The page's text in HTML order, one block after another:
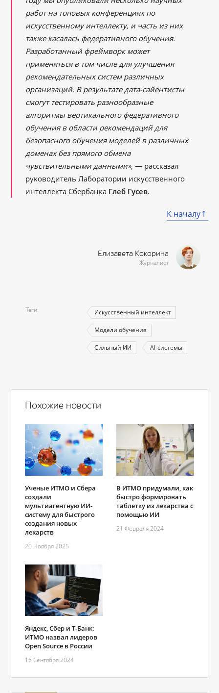
работ на топовых конференциях по
искусственному интеллекту, и часть из них
также касалась федеративного обучения.
Разработанный фреймворк может
применяться в том числе для улучшения
рекомендательных систем различных
организаций. В результате дата-сайентисты
смогут тестировать разнообразные
алгоритмы вертикального федеративного
обучения в области рекомендаций для
безопасного обучения моделей в различных
доменах без прямого обмена
чувствительными данными», — рассказал
руководитель Лаборатории искусственного
интеллекта Сбербанка Глеб Гусев.
К началу
Елизавета Кокорина
Журналист
Теги Искусственный интеллект
Модели обучения
Сильный ИИ AI-системы
Похожие новости
Ученые ИТМО и Сбера
создали
мультиагентную ИИ-
систему для быстрого
создания новых
лекарств
20 Ноября 2025
В ИТМО придумали, как
быстро формировать
таблетку из лекарства с
помощью ИИ
21 Февраля 2024
Яндекс, Сбер и Т-Банк:
ИТМО назвал лидеров
Open Source в России
16 Сентября 2024